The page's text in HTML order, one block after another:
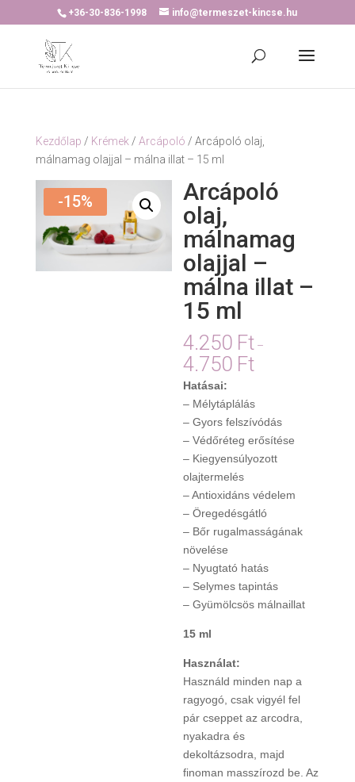
+36-30-836-1998 info@termeszet-kincse.hu
Kezdőlap / Krémek / Arcápoló / Arcápoló olaj,
málnamag olajjal – málna illat – 15 ml
-15%
Arcápoló
olaj,
málnamag
olajjal –
málna illat –
15 ml
4.250 Ft –
4.750 Ft
Hatásai:
– Mélytáplálás
– Gyors felszívódás
– Védőréteg erősítése
– Kiegyensúlyozott
olajtermelés
– Antioxidáns védelem
– Öregedésgátló
– Bőr rugalmasságának
növelése
– Nyugtató hatás
– Selymes tapintás
– Gyümölcsös málnaillat
15 ml
Használat:
Használd minden nap a
ragyogó, csak vigyél fel
pár cseppet az arcodra,
nyakadra és
dekoltázsodra, majd
finoman masszírozd be. Az